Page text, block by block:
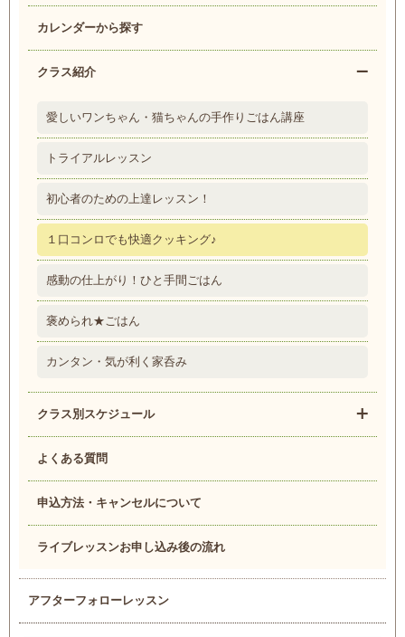
カレンダーから探す
クラス紹介
愛しいワンちゃん・猫ちゃんの手作りごはん講座
トライアルレッスン
初心者のための上達レッスン！
１口コンロでも快適クッキング♪
感動の仕上がり！ひと手間ごはん
褒められ★ごはん
カンタン・気が利く家呑み
クラス別スケジュール
よくある質問
申込方法・キャンセルについて
ライブレッスンお申し込み後の流れ
アフターフォローレッスン